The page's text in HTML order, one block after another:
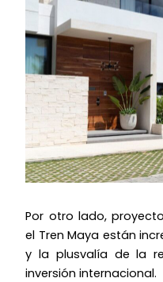
Por otro lado,
el Tren Maya están
y la plusvalía de la
inversión internacional.